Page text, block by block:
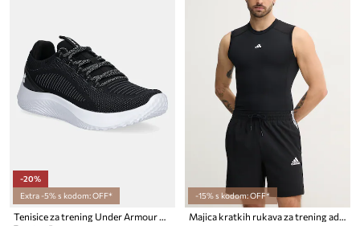
-20%
Extra -5% s kodom: OFF*
Tenisice za trening Under Armour Dynamic 2
-15% s kodom: OFF*
Majica kratkih rukava za trening adidas Performance Techfit